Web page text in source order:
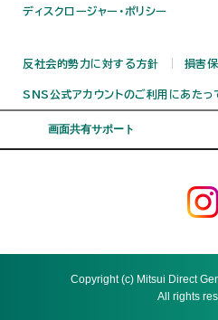
ディスクロージャー・ポリシー
反社会的勢力に対する方針 損害
SNS公式アカウントのご利用にあたっ
Copyright (c) Mitsui Direct
All rights